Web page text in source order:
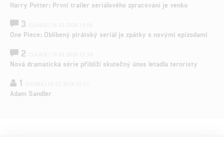
Harry Potter: První trailer seriálového zpracování je venku
3
One Piece: Oblíbený pirátský seriál je zpátky s novými epizodami
2
Nová dramatická série přiblíží skutečný únos letadla teroristy
1
Adam Sandler